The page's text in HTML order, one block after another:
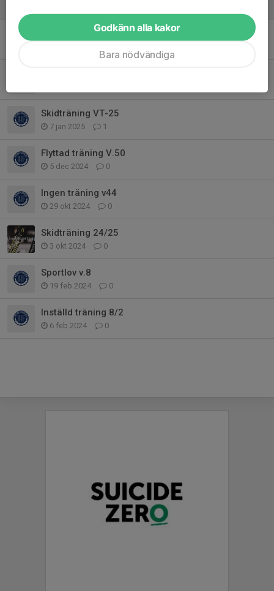
Ingen träning 20/2
Skidträning VT-25
7 jan 2025 1
Flyttad träning V.50
5 dec 2024 0
Ingen träning v44
29 okt 2024 0
Skidträning 24/25
3 okt 2024 0
Sportlov v.8
19 feb 2024 0
Inställd träning 8/2
6 feb 2024 0
Godkänn alla kakor
Bara nödvändiga